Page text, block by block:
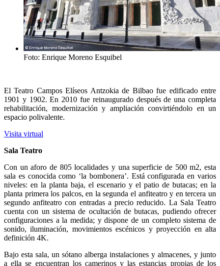
Foto: Enrique Moreno Esquibel
El Teatro Campos Elíseos Antzokia de Bilbao fue edificado entre
1901 y 1902. En 2010 fue reinaugurado después de una completa
rehabilitación, modernización y ampliación convirtiéndolo en un
espacio polivalente.
Visita virtual
Sala Teatro
Con un aforo de 805 localidades y una superficie de 500 m2, esta
sala es conocida como ‘la bombonera’. Está configurada en varios
niveles: en la planta baja, el escenario y el patio de butacas; en la
planta primera los palcos, en la segunda el anfiteatro y en tercera un
segundo anfiteatro con entradas a precio reducido. La Sala Teatro
cuenta con un sistema de ocultación de butacas, pudiendo ofrecer
configuraciones a la medida; y dispone de un completo sistema de
sonido, iluminación, movimientos escénicos y proyección en alta
definición 4K.
Bajo esta sala, un sótano alberga instalaciones y almacenes, y junto
a ella se encuentran los camerinos y las estancias propias de los